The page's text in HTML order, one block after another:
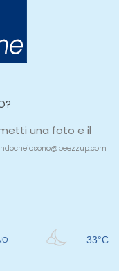
una foto e il